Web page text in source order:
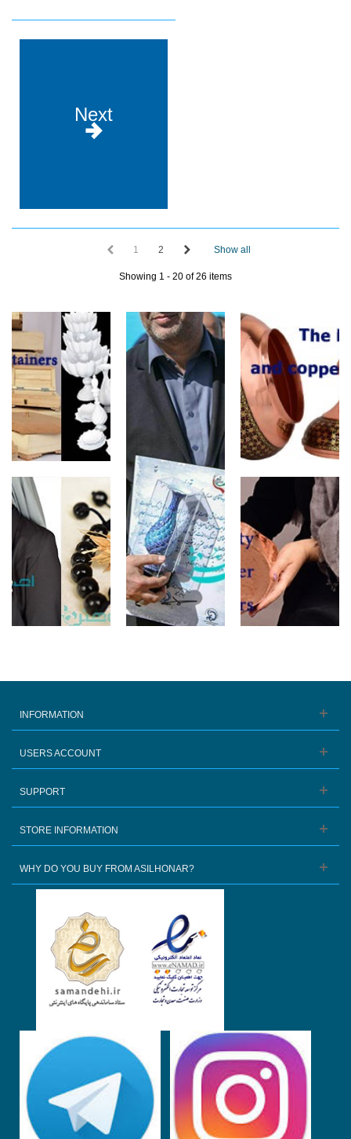
Next
1 2 Show all
Showing 1 - 20 of 26 items
INFORMATION
USERS ACCOUNT
SUPPORT
STORE INFORMATION
WHY DO YOU BUY FROM ASILHONAR?